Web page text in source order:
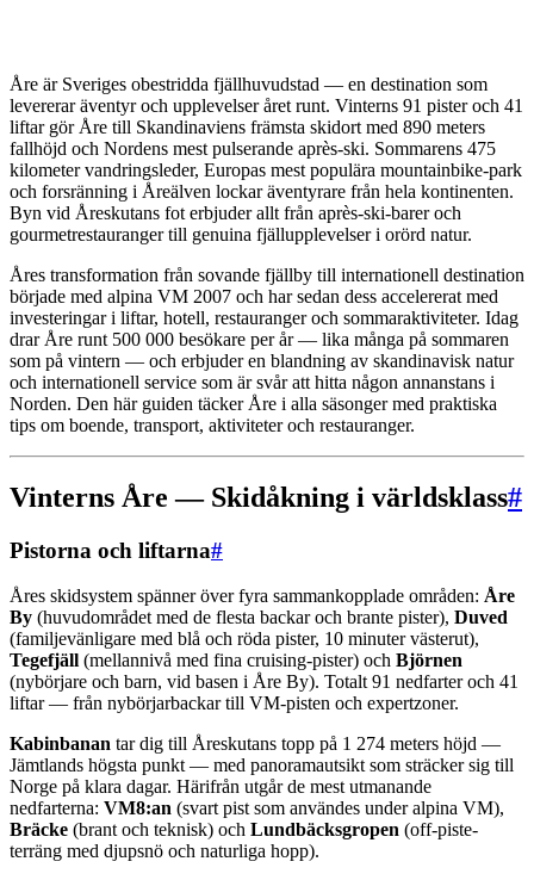
Åre är Sveriges obestridda fjällhuvudstad — en destination som
levererar äventyr och upplevelser året runt. Vinterns 91 pister och 41
liftar gör Åre till Skandinaviens främsta skidort med 890 meters
fallhöjd och Nordens mest pulserande après-ski. Sommarens 475
kilometer vandringsleder, Europas mest populära mountainbike-park
och forsränning i Åreälven lockar äventyrare från hela kontinenten.
Byn vid Åreskutans fot erbjuder allt från après-ski-barer och
gourmetrestauranger till genuina fjällupplevelser i orörd natur.
Åres transformation från sovande fjällby till internationell destination
började med alpina VM 2007 och har sedan dess accelererat med
investeringar i liftar, hotell, restauranger och sommaraktiviteter. Idag
drar Åre runt 500 000 besökare per år — lika många på sommaren
som på vintern — och erbjuder en blandning av skandinavisk natur
och internationell service som är svår att hitta någon annanstans i
Norden. Den här guiden täcker Åre i alla säsonger med praktiska
tips om boende, transport, aktiviteter och restauranger.
Vinterns Åre — Skidåkning i världsklass#
Pistorna och liftarna#
Åres skidsystem spänner över fyra sammankopplade områden: Åre
By (huvudområdet med de flesta backar och brante pister), Duved
(familjevänligare med blå och röda pister, 10 minuter västerut),
Tegefjäll (mellannivå med fina cruising-pister) och Björnen
(nybörjare och barn, vid basen i Åre By). Totalt 91 nedfarter och 41
liftar — från nybörjarbackar till VM-pisten och expertzoner.
Kabinbanan tar dig till Åreskutans topp på 1 274 meters höjd —
Jämtlands högsta punkt — med panoramautsikt som sträcker sig till
Norge på klara dagar. Härifrån utgår de mest utmanande
nedfarterna: VM8:an (svart pist som användes under alpina VM),
Bräcke (brant och teknisk) och Lundbäcksgropen (off-piste-
terräng med djupsnö och naturliga hopp).